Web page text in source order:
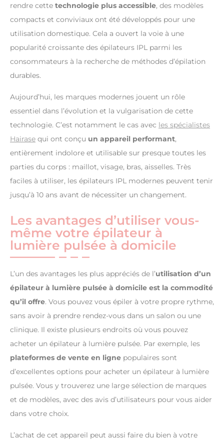
rendre cette technologie plus accessible, des modèles
compacts et conviviaux ont été développés pour une
utilisation domestique. Cela a ouvert la voie à une
popularité croissante des épilateurs IPL parmi les
consommateurs à la recherche de méthodes d’épilation
durables.
Aujourd’hui, les marques modernes jouent un rôle
essentiel dans l’évolution et la vulgarisation de cette
technologie. C’est notamment le cas avec les spécialistes
Hairase qui ont conçu un appareil performant,
entièrement indolore et utilisable sur presque toutes les
parties du corps : maillot, visage, bras, aisselles. Très
faciles à utiliser, les épilateurs IPL modernes peuvent tenir
jusqu’à 10 ans avant de nécessiter un changement.
Les avantages d’utiliser vous-
même votre épilateur à
lumière pulsée à domicile
L’un des avantages les plus appréciés de l’utilisation d’un
épilateur à lumière pulsée à domicile est la commodité
qu’il offre. Vous pouvez vous épiler à votre propre rythme,
sans avoir à prendre rendez-vous dans un salon ou une
clinique. Il existe plusieurs endroits où vous pouvez
acheter un épilateur à lumière pulsée. Par exemple, les
plateformes de vente en ligne populaires sont
d’excellentes options pour acheter un épilateur à lumière
pulsée. Vous y trouverez une large sélection de marques
et de modèles, avec des avis d’utilisateurs pour vous aider
dans votre choix.
L’achat de cet appareil peut aussi faire du bien à votre